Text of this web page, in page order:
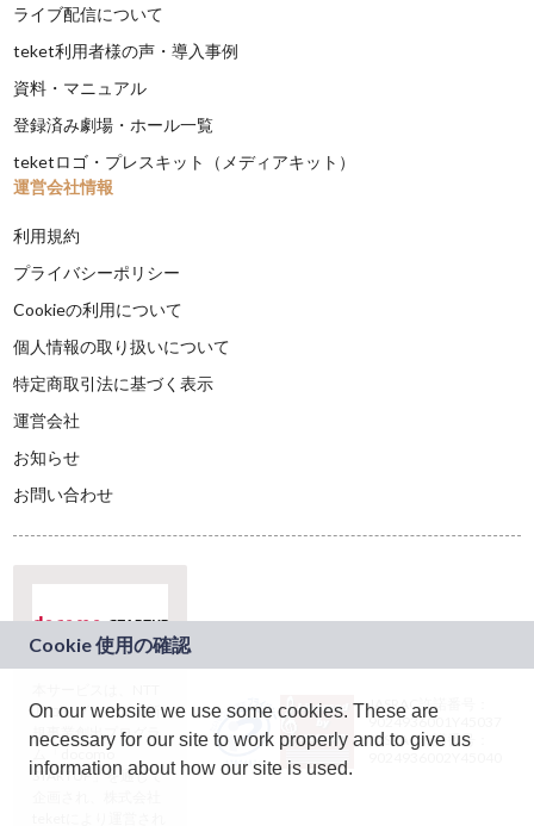
ライブ配信について
teket利用者様の声・導入事例
資料・マニュアル
登録済み劇場・ホール一覧
teketロゴ・プレスキット（メディアキット）
運営会社情報
利用規約
プライバシーポリシー
Cookieの利用について
個人情報の取り扱いについて
特定商取引法に基づく表示
運営会社
お知らせ
お問い合わせ
ドコモグループの新
規事業創出プログラ
ム「docomo
STARTUP」を通じて
JASRAC許諾番号：
9024936001Y45037
JASRAC許諾番号：
On our website we use some cookies. These are
necessary for our site to work properly and to give us
information about how our site is used.